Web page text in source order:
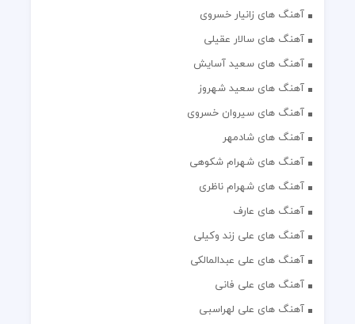
آهنگ های زانیار خسروی
آهنگ های سالار عقیلی
آهنگ های سعید آسایش
آهنگ های سعید شهروز
آهنگ های سیروان خسروی
آهنگ های شادمهر
آهنگ های شهرام شکوهی
آهنگ های شهرام ناظری
آهنگ های عارف
آهنگ های علی زند وکیلی
آهنگ های علی عبدالمالکی
آهنگ های علی فانی
آهنگ های علی لهراسبی